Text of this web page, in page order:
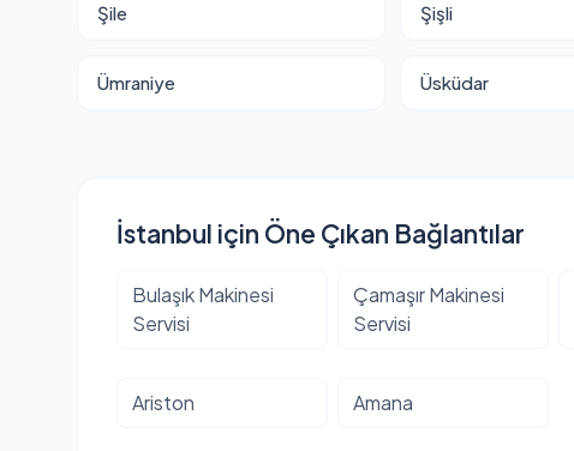
Şile Şişli
Ümraniye Üsküdar
İstanbul için Öne Çıkan Bağlantılar
Bulaşık Makinesi
Servisi
Çamaşır Makinesi
Servisi
Ariston Amana